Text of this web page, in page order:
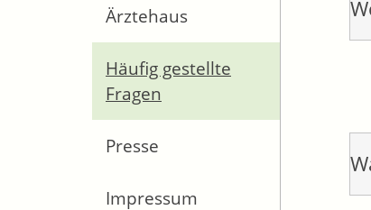
Ärztehaus
Häufig gestellte
Fragen
Presse
Impressum